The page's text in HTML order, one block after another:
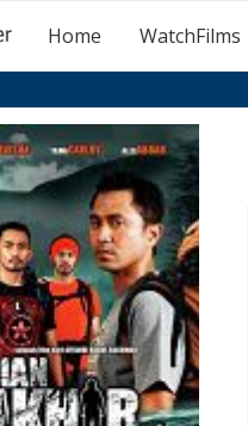
Home WatchFilms